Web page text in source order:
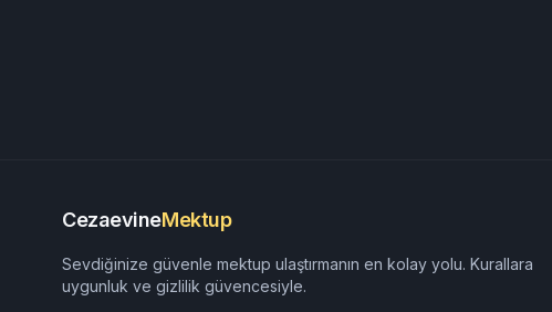
CezaevineMektup
Sevdiğinize güvenle mektup ulaştırmanın en kolay yolu. Kurallara
uygunluk ve gizlilik güvencesiyle.